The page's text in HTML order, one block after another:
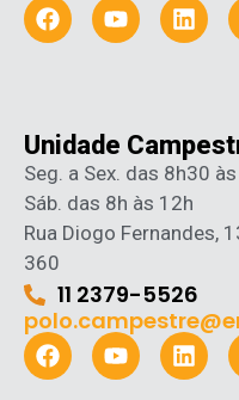
Unidade
Seg. a Sex. das 8h30
Sáb. das 8h às 12h
Rua Diogo Fernandes,
360
11 2379-5526